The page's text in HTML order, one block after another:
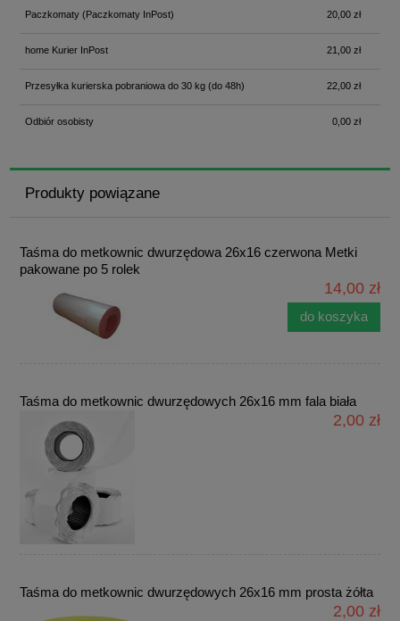
Paczkomaty(Paczkomaty InPost) 20,00 zł
home Kurier InPost 21,00 zł
Przesyłka kurierska pobraniowa do 30 kg(do 48h) 22,00 zł
Odbiór osobisty 0,00 zł
Produkty powiązane
Taśma do metkownic dwurzędowa 26x16 czerwona Metki
pakowane po 5 rolek
14,00 zł
do koszyka
Taśma do metkownic dwurzędowych 26x16 mm fala biała
2,00 zł
Taśma do metkownic dwurzędowych 26x16 mm prosta żółta
2,00 zł